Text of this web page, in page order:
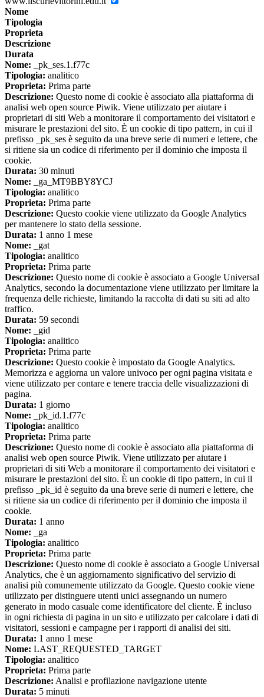
Nome
Tipologia
Proprieta
Descrizione
Durata
Nome: _pk_ses.1.f77c
Tipologia: analitico
Proprieta: Prima parte
Descrizione: Questo nome di cookie è associato alla piattaforma di
analisi web open source Piwik. Viene utilizzato per aiutare i
proprietari di siti Web a monitorare il comportamento dei visitatori e
misurare le prestazioni del sito. È un cookie di tipo pattern, in cui il
prefisso _pk_ses è seguito da una breve serie di numeri e lettere, che
si ritiene sia un codice di riferimento per il dominio che imposta il
cookie.
Durata: 30 minuti
Nome: _ga_MT9BBY8YCJ
Tipologia: analitico
Proprieta: Prima parte
Descrizione: Questo cookie viene utilizzato da Google Analytics
per mantenere lo stato della sessione.
Durata: 1 anno 1 mese
Nome: _gat
Tipologia: analitico
Proprieta: Prima parte
Descrizione: Questo nome di cookie è associato a Google Universal
Analytics, secondo la documentazione viene utilizzato per limitare la
frequenza delle richieste, limitando la raccolta di dati su siti ad alto
traffico.
Durata: 59 secondi
Nome: _gid
Tipologia: analitico
Proprieta: Prima parte
Descrizione: Questo cookie è impostato da Google Analytics.
Memorizza e aggiorna un valore univoco per ogni pagina visitata e
viene utilizzato per contare e tenere traccia delle visualizzazioni di
pagina.
Durata: 1 giorno
Nome: _pk_id.1.f77c
Tipologia: analitico
Proprieta: Prima parte
Descrizione: Questo nome di cookie è associato alla piattaforma di
analisi web open source Piwik. Viene utilizzato per aiutare i
proprietari di siti Web a monitorare il comportamento dei visitatori e
misurare le prestazioni del sito. È un cookie di tipo pattern, in cui il
prefisso _pk_id è seguito da una breve serie di numeri e lettere, che
si ritiene sia un codice di riferimento per il dominio che imposta il
cookie.
Durata: 1 anno
Nome: _ga
Tipologia: analitico
Proprieta: Prima parte
Descrizione: Questo nome di cookie è associato a Google Universal
Analytics, che è un aggiornamento significativo del servizio di
analisi più comunemente utilizzato da Google. Questo cookie viene
utilizzato per distinguere utenti unici assegnando un numero
generato in modo casuale come identificatore del cliente. È incluso
in ogni richiesta di pagina in un sito e utilizzato per calcolare i dati di
visitatori, sessioni e campagne per i rapporti di analisi dei siti.
Durata: 1 anno 1 mese
Nome: LAST_REQUESTED_TARGET
Tipologia: analitico
Proprieta: Prima parte
Descrizione: Analisi e profilazione navigazione utente
Durata: 5 minuti